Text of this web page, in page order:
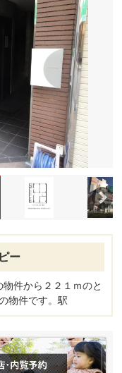
ー
件から２２１ｍのと
物件です。駅